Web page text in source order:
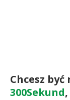
Chcesz
300Sekund